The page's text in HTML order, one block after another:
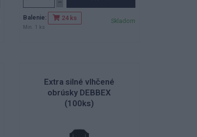
Balenie: 24 ks
Min. 1 ks
Skladom
Extra silné vlhčené
obrúsky DEBBEX
(100ks)